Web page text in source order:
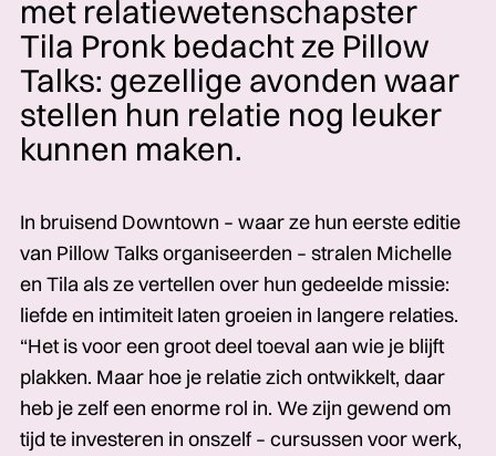
met relatiewetenschapster
Tila Pronk bedacht ze Pillow
Talks: gezellige avonden waar
stellen hun relatie nog leuker
kunnen maken.
In bruisend Downtown – waar ze hun eerste editie
van Pillow Talks organiseerden – stralen Michelle
en Tila als ze vertellen over hun gedeelde missie:
liefde en intimiteit laten groeien in langere relaties.
“Het is voor een groot deel toeval aan wie je blijft
plakken. Maar hoe je relatie zich ontwikkelt, daar
heb je zelf een enorme rol in. We zijn gewend om
tijd te investeren in onszelf – cursussen voor werk,